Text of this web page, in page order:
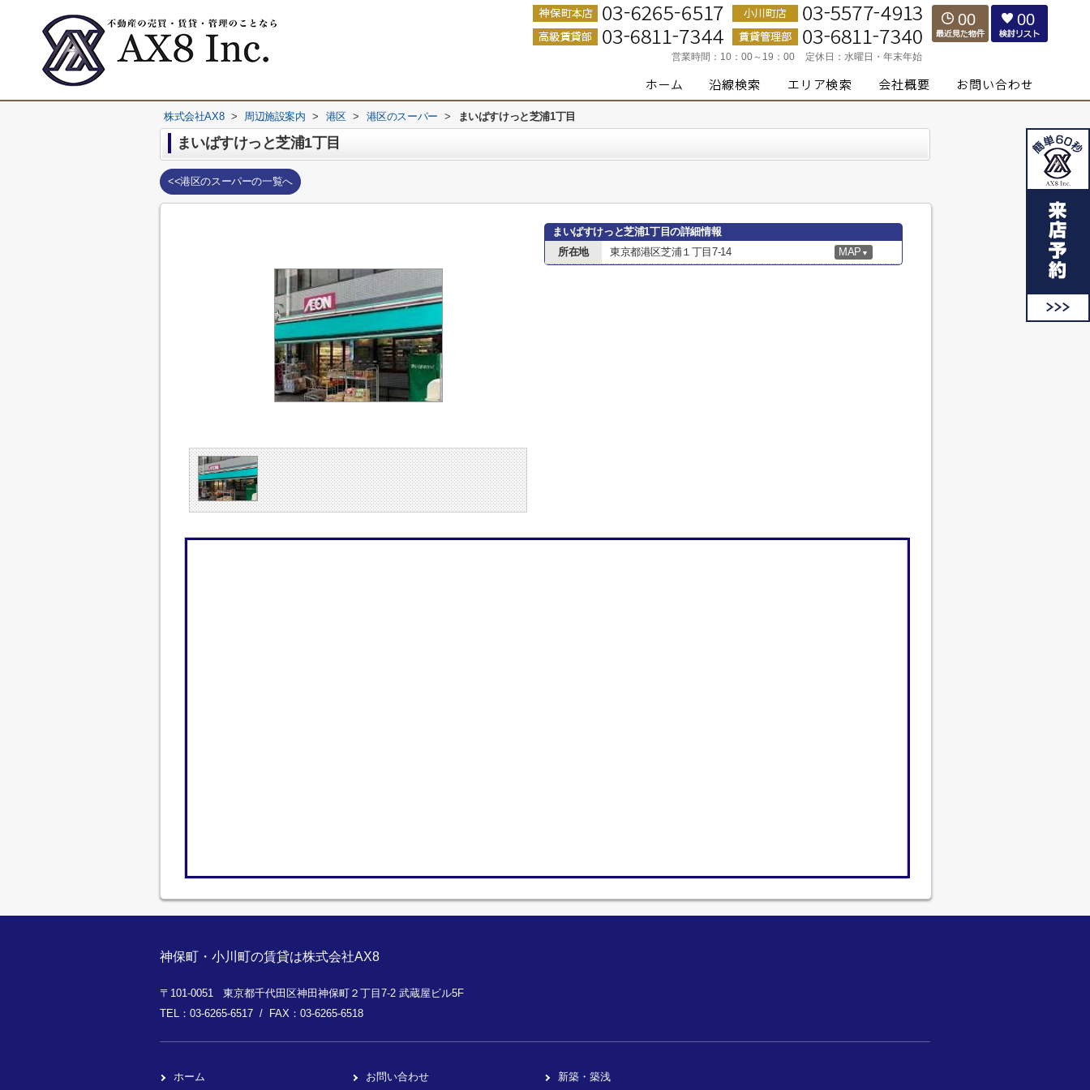
営業時間： 10：00～19：00 定休日： 水曜日・年末年始
00 00
株式会社AX8 > 周辺施設案内 > 港区 > 港区のスーパー > まいばすけっと芝浦1丁目
まいばすけっと芝浦1丁目
<<港区のスーパーの一覧へ
まいばすけっと芝浦1丁目の詳細情報
所在地
東京都港区芝浦１丁目7-14 MAP ▼
神保町・小川町の賃貸は株式会社AX8
〒101-0051 東京都千代田区神田神保町２丁目7-2 武蔵屋ビル5F
TEL：03-6265-6517 / FAX：03-6265-6518
ホーム お問い合わせ 新築・築浅